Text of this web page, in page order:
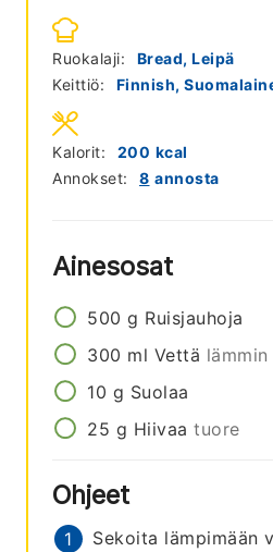
Ruokalaji:
Bread, Leipä
Keittiö:
Finnish,
Annokset: 8 annosta
Kalorit: 200 kcal
Ainesosat
500 g Ruisjauhoja
300 ml Vettä lämmin
10 g Suolaa
25 g Hiivaa tuore
Ohjeet
Sekoita lämpimään